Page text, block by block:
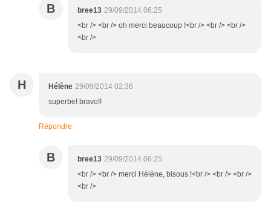
B bree13 29/09/2014 06:25
<br /> <br /> oh merci beaucoup !<br /> <br /> <br />
<br />
H Hélène 29/09/2014 02:36
superbe! bravo!!
Répondre
B bree13 29/09/2014 06:25
<br /> <br /> merci Hélène, bisous !<br /> <br /> <br />
<br />